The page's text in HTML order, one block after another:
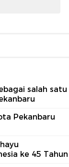
salah satu
Pekanbaru
ke 45 Tahun